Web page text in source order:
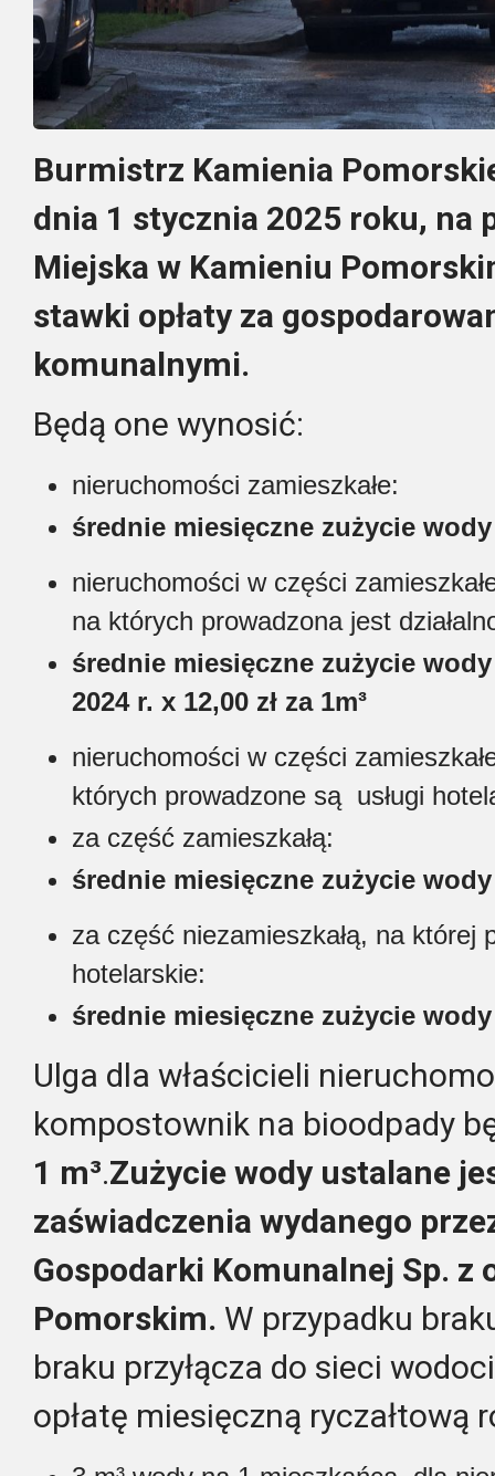
Burmistrz Kamienia
dnia 1 stycznia 2025 roku, na
Miejska w Kamieniu
stawki opłaty za
komunalnymi.
Będą one wynosić:
nieruchomości zamieszkałe:
średnie miesięczne zużycie wody
nieruchomości w części
na których prowadzona jest
średnie miesięczne zużycie
2024 r. x 12,00 zł za 1m³
nieruchomości w części
których prowadzone są usługi
za część zamieszkałą:
średnie miesięczne zużycie wody
za część niezamieszkałą, na której
hotelarskie:
średnie miesięczne zużycie wody
Ulga dla właścicieli
kompostownik na bioodpady
1 m³.Zużycie wody ustalane
zaświadczenia wydanego
Gospodarki Komunalnej Sp. z
Pomorskim. W przypadku
braku przyłącza do sieci
opłatę miesięczną ryczałtową